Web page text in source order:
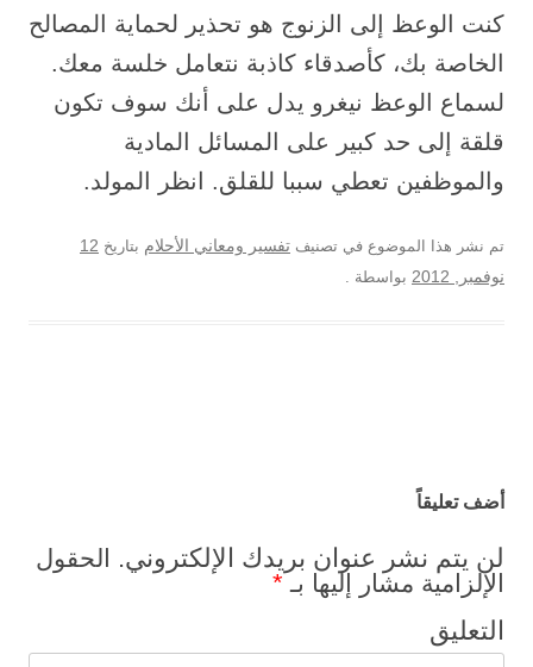
كنت الوعظ إلى الزنوج هو تحذير لحماية المصالح
الخاصة بك، كأصدقاء كاذبة نتعامل خلسة معك.
لسماع الوعظ نيغرو يدل على أنك سوف تكون
قلقة إلى حد كبير على المسائل المادية
والموظفين تعطي سببا للقلق. انظر المولد.
تم نشر هذا الموضوع في تصنيف تفسير ومعاني الأحلام بتاريخ 12
نوفمبر, 2012
بواسطة .
أضف تعليقاً
لن يتم نشر عنوان بريدك الإلكتروني. الحقول
الإلزامية مشار إليها بـ*
التعليق